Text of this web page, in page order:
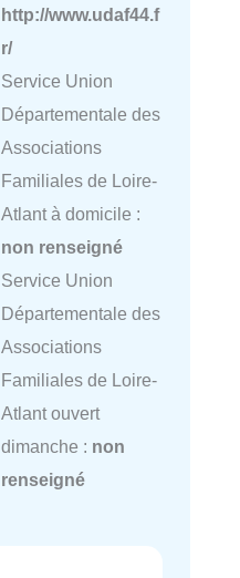
http://www.udaf44.f
r/
Service Union
Départementale des
Associations
Familiales de Loire-
Atlant à domicile :
non renseigné
Service Union
Départementale des
Associations
Familiales de Loire-
Atlant ouvert
dimanche : non
renseigné